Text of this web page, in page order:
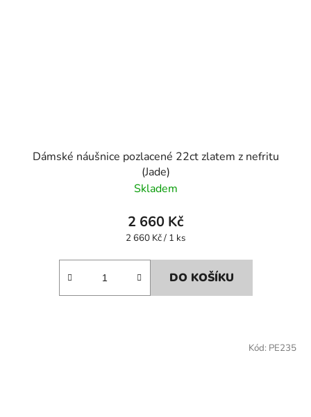
Dámské náušnice pozlacené 22ct zlatem z nefritu
(Jade)
Skladem
2 660 Kč
Měrná
2 660 Kč / 1 ks
DO KOŠÍKU
Kód: PE235